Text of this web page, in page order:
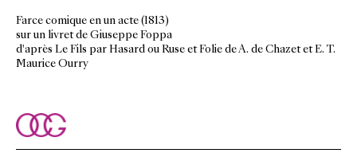
Farce comique en un acte (1813)
sur un livret de Giuseppe Foppa
d'après Le Fils par Hasard ou Ruse et Folie de A. de Chazet et E. T.
Maurice Ourry